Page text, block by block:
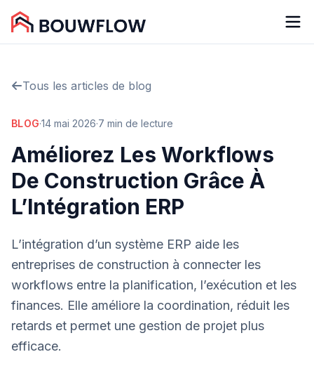
Tous les articles de blog
BLOG·14 mai 2026·7 min de lecture
Améliorez Les Workflows
De Construction Grâce À
L’Intégration ERP
L’intégration d’un système ERP aide les
entreprises de construction à connecter les
workflows entre la planification, l’exécution et les
finances. Elle améliore la coordination, réduit les
retards et permet une gestion de projet plus
efficace.